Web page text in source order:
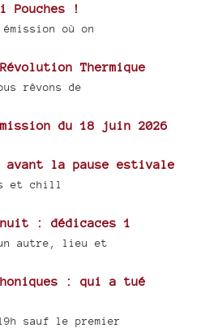
Pouches !
émission où on
Thermique
rêvons de
du 18 juin 2026
avant la pause estivale
et chill
: dédicaces 1
un autre, lieu et
: qui a tué
sauf le premier